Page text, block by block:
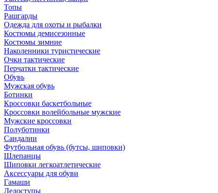
Топы
Рашгарды
Одежда для охоты и рыбалки
Костюмы демисезонные
Костюмы зимние
Наколенники туристические
Очки тактические
Перчатки тактические
Обувь
Мужская обувь
Ботинки
Кроссовки баскетбольные
Кроссовки волейбольные мужские
Мужские кроссовки
Полуботинки
Сандалии
Футбольная обувь (бутсы, шиповки)
Шлепанцы
Шиповки легкоатлетические
Аксессуары для обуви
Гамаши
Ледоступы